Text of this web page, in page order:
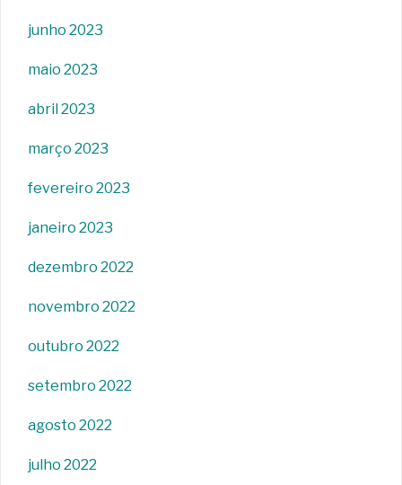
junho 2023
maio 2023
abril 2023
março 2023
fevereiro 2023
janeiro 2023
dezembro 2022
novembro 2022
outubro 2022
setembro 2022
agosto 2022
julho 2022